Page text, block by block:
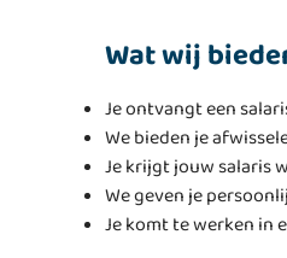
Wat wij
Je ontvangt een
We bieden je
Je krijgt jouw salaris
We geven je
Je komt te werken in